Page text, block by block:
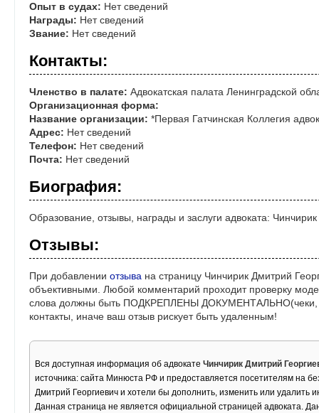
Опыт в судах: Нет сведений
Награды: Нет сведений
Звание: Нет сведений
Контакты:
Членство в палате: Адвокатская палата Ленинградской
Организационная форма:
Название организации: *Первая Гатчинская Коллегия
Адрес: Нет сведений
Телефон: Нет сведений
Почта: Нет сведений
Биография:
Образование, отзывы, награды и заслуги адвоката:
Отзывы:
При добавлении отзыва на страницу Чинчирик Дмитрий
объективными. Любой комментарий проходит проверку
слова должны быть ПОДКРЕПЛЕНЫ ДОКУМЕНТАЛЬНО(чеки,
контакты, иначе ваш отзыв рискует быть удаленным!
Вся доступная информация об адвокате Чинчирик Дмитрий
источника: сайта Минюста РФ и предоставляется посетителям на
Дмитрий Георгиевич и хотели бы дополнить, изменить или
Данная страница не является официальной страницей адвоката.